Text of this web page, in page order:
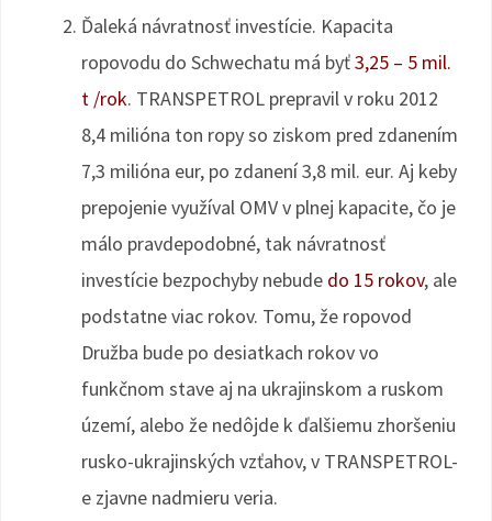
Ďaleká návratnosť investície. Kapacita
ropovodu do Schwechatu má byť3,25 – 5 mil.
t /rok. TRANSPETROL prepravil v roku 2012
8,4 milióna ton ropy so ziskom pred zdanením
7,3 milióna eur, po zdanení 3,8 mil. eur. Aj keby
prepojenie využíval OMV v plnej kapacite, čo je
málo pravdepodobné, tak návratnosť
investície bezpochyby nebude do 15 rokov, ale
podstatne viac rokov. Tomu, že ropovod
Družba bude po desiatkach rokov vo
funkčnom stave aj na ukrajinskom a ruskom
území, alebo že nedôjde k ďalšiemu zhoršeniu
rusko-ukrajinských vzťahov, v TRANSPETROL-
e zjavne nadmieru veria.